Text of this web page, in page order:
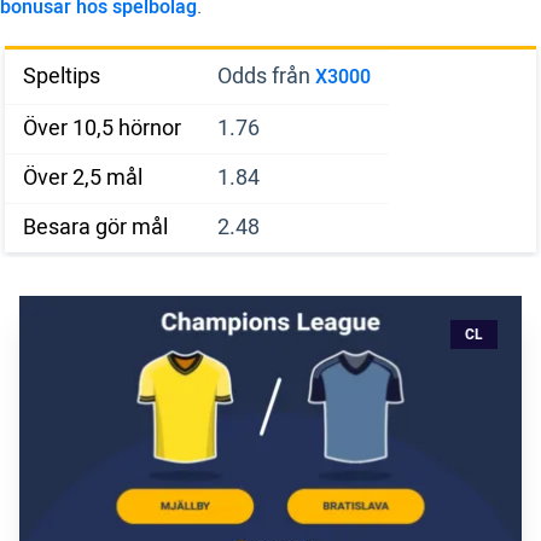
bonusar hos spelbolag.
Speltips Odds från X3000
Över 10,5 hörnor
1.76
Över 2,5 mål
1.84
Besara gör mål
2.48
CL